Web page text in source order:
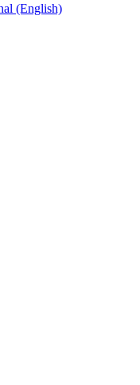
(English)